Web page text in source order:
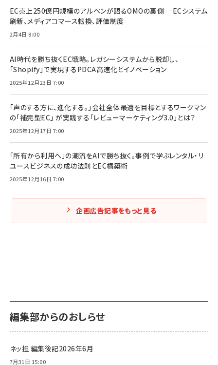
EC売上250億円規模のアルペンが語るOMOの裏側 ―ECシステム
刷新、メディアコマース転換、評価制度
2月4日 8:00
AI時代を勝ち抜くEC戦略。レガシーシステムから脱却し、
「Shopify」で実現するPDCA高速化とイノベーション
2025年12月23日 7:00
「声のする方に、進化する。」会社全体最適を目標とするワークマン
の「補完型EC」 が実践する「レビューマーケティング3.0」とは？
2025年12月17日 7:00
「所有から利用へ」の潮流をAIで勝ち抜く。事例で学ぶレンタル・リ
ユースビジネスの成功法則とEC構築術
2025年12月16日 7:00
企画広告記事をもっと見る
編集部からのおしらせ
ネッ担 編集後記2026年6月
7月31日 15:00